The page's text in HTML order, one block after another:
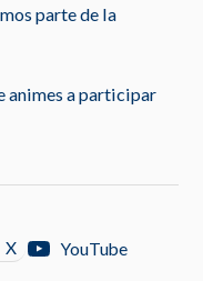
parte de la
animes a participar
X YouTube